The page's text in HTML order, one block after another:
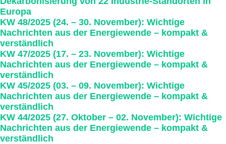
Europa
KW 48/2025 (24. – 30. November): Wichtige
Nachrichten aus der Energie­wende – kompakt &
verständlich
KW 47/2025 (17. – 23. November): Wichtige
Nachrichten aus der Energie­wende – kompakt &
verständlich
KW 45/2025 (03. – 09. November): Wichtige
Nachrichten aus der Energie­wende – kompakt &
verständlich
KW 44/2025 (27. Oktober – 02. November): Wichtige
Nachrichten aus der Energie­wende – kompakt &
verständlich